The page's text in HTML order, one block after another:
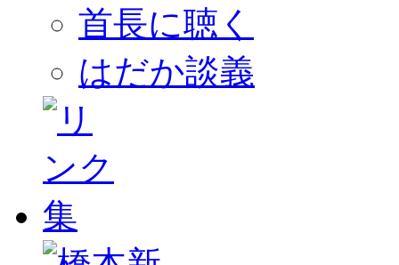
首長に聴く
はだか談義